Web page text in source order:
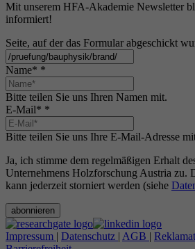
Mit unserem HFA-Akademie Newsletter
informiert!
Seite, auf der das Formular abgeschickt
Name* *
Bitte teilen Sie uns Ihren Namen mit.
E-Mail* *
Bitte teilen Sie uns Ihre E-Mail-Adresse
Ja, ich stimme dem regelmäßigen Erhalt
Unternehmens Holzforschung Austria zu.
kann jederzeit storniert werden (siehe
abonnieren
Impressum | Datenschutz | AGB |